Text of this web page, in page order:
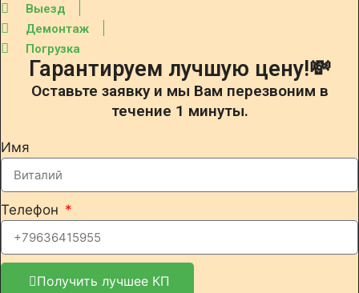
Выезд
Демонтаж
Погрузка
Гарантируем лучшую цену!💸
Оставьте заявку и мы Вам перезвоним в
течение 1 минуты.
Имя
Телефон
Получить лучшее КП